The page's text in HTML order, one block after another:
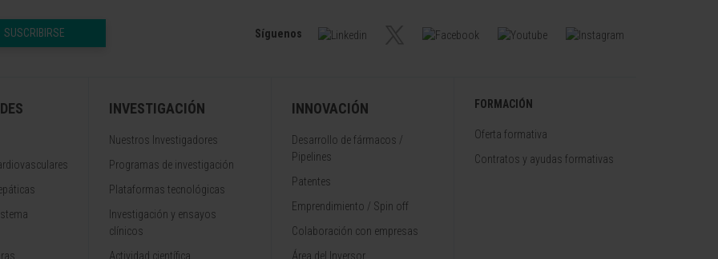
SUSCRIBIRSE Síguenos
INVESTIGACIÓN
Nuestros Investigadores
Programas de investigación
Plataformas tecnológicas
Investigación y ensayos
clínicos
Actividad científica
INNOVACIÓN
Desarrollo de fármacos /
Pipelines
Patentes
Emprendimiento / Spin off
Colaboración con empresas
Área del Inversor
FORMACIÓN
Oferta formativa
Contratos y ayudas formativas